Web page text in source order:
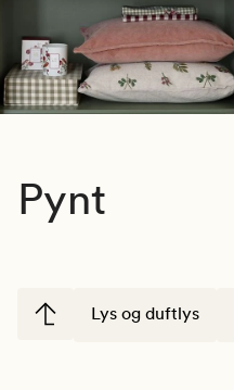
Pynt
Lys og duftlys